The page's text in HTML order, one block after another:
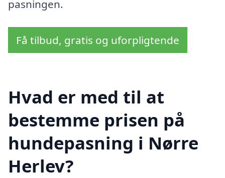
pasningen.
Få tilbud, gratis og uforpligtende
Hvad er med til at
bestemme prisen på
hundepasning i Nørre
Herlev?